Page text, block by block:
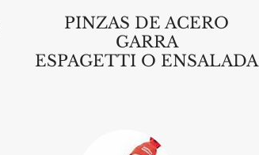
PINZAS DE ACERO
GARRA
ESPAGETTI O ENSALADA